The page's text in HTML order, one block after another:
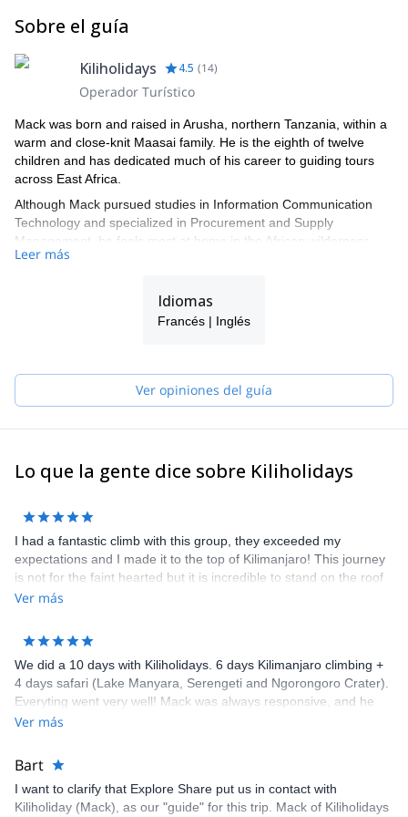
Sobre el guía
Kiliholidays 4.5 (14)
Operador Turístico
Mack was born and raised in Arusha, northern Tanzania, within a
warm and close-knit Maasai family. He is the eighth of twelve
children and has dedicated much of his career to guiding tours
across East Africa.
Although Mack pursued studies in Information Communication
Technology and specialized in Procurement and Supply
Management, he feels most at home in the African wilderness.
His passion lies in Travel and Tourism Management, and as he
and Wildlife expeditions, bringing a personal touch to each
journey. Driven by a deep love for nature and conservation, Mack
has shaped his safaris into unique, high-quality experiences.
a hassle-free, seamless experience, allowing his clients to fully
immerse themselves in the adventure of a lifetime.
Leer más
Idiomas
Francés | Inglés
Ver opiniones del guía
Lo que la gente dice sobre Kiliholidays
I had a fantastic climb with this group, they exceeded my
expectations and I made it to the top of Kilimanjaro! This journey
is not for the faint hearted but it is incredible to stand on the roof
of Africa and conquer the mountain.
Ver más
We did a 10 days with Kiliholidays. 6 days Kilimanjaro climbing +
4 days safari (Lake Manyara, Serengeti and Ngorongoro Crater).
Everyting went very well! Mack was always responsive, and he
had us with great guides for both parts of our trip. Gabriel (for
Godson (for the Safari) is a very special guide! Very professional,
very experienced! We highly recommended Kiliholidays with such
great level of services like we had: also thumbs up for those two
leaders guides that did an awesome job!
Ver más
Bart
I want to clarify that Explore Share put us in contact with
Kiliholiday (Mack), as our "guide" for this trip. Mack of Kiliholidays